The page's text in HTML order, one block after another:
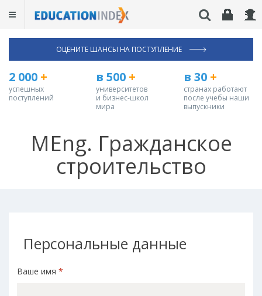
ОЦЕНИТЕ ШАНСЫ НА ПОСТУПЛЕНИЕ
2 000 +
успешных
поступлений
в 500 +
университетов
и бизнес-школ
мира
в 30+
странах работают
после учебы наши
выпускники
MEng. Гражданское
строительство
Персональные данные
Ваше имя *